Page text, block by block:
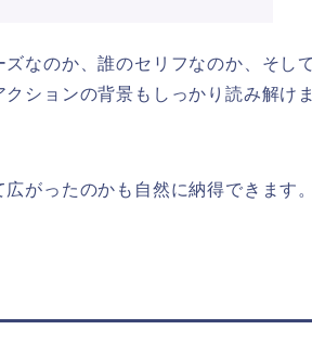
なのか、誰のセリフなのか、そし
ションの背景もしっかり読み解けま
がったのかも自然に納得できます。